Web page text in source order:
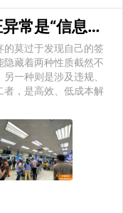
精准判断：你的菲律宾签证异常是“信息未
莫过于发现自己的签
藏着两种性质截然不
另一种则是涉及违规、
者，是高效、低成本解